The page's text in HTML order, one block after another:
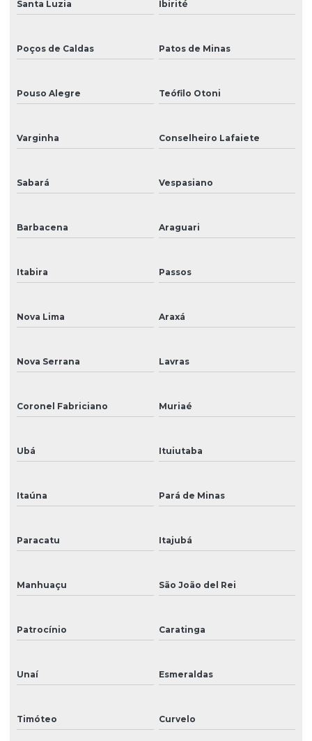
Santa Luzia Ibirité
Poços de Caldas Patos de Minas
Pouso Alegre Teófilo Otoni
Varginha Conselheiro Lafaiete
Sabará Vespasiano
Barbacena Araguari
Itabira Passos
Nova Lima Araxá
Nova Serrana Lavras
Coronel Fabriciano Muriaé
Ubá Ituiutaba
Itaúna Pará de Minas
Paracatu Itajubá
Manhuaçu São João del Rei
Patrocínio Caratinga
Unaí Esmeraldas
Timóteo Curvelo